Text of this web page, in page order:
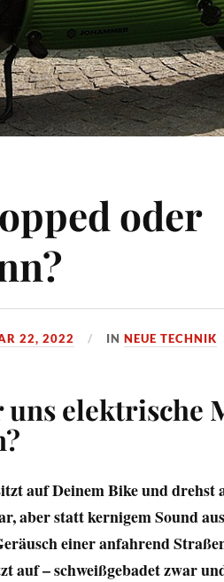
oder
22, 2022 INNEUE TECHNIK
uns elektrische
auf Deinem Bike und drehst
aber statt kernigem Sound
einer anfahrend
auf – schweißgebadet zwar